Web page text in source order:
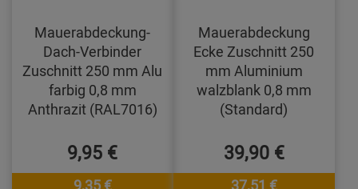
Mauerabdeckung-
Dach-Verbinder
Zuschnitt 250 mm Alu
farbig 0,8 mm
Anthrazit (RAL7016)
9,95 €
9,35 €
Mauerabdeckung
Ecke Zuschnitt 250
mm Aluminium
walzblank 0,8 mm
(Standard)
39,90 €
37,51 €